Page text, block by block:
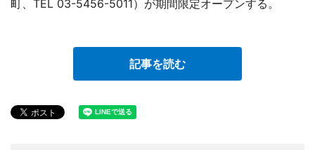
町、TEL 03-5456-5011）が期間限定オープンする。
記事を読む